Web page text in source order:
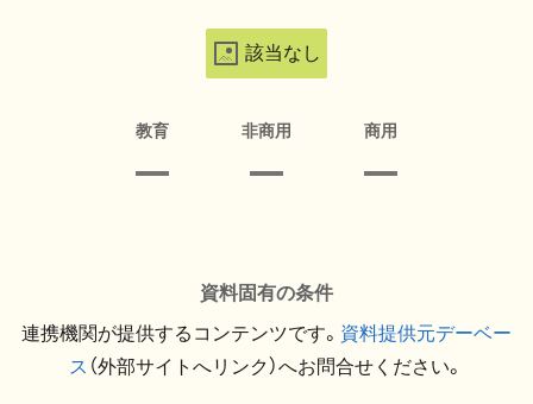
該当なし
教育 非商用 商用
資料固有の条件
連携機関が提供するコンテンツです。 資料提供元デーベー
ス （外部サイトへリンク）へお問合せください。